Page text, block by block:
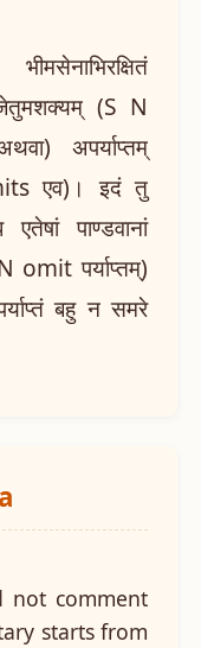
जेतुमशक्यम् (S N
अपर्याप्तम्
एव)। इदं तु
एतेषां पाण्डवानां
N omit पर्याप्तम्)
बहु न समरे
not comment
starts from